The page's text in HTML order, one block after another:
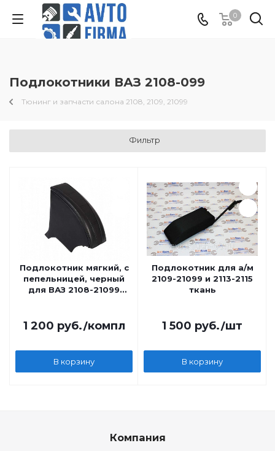
0
Подлокотники ВАЗ 2108-099
Тюнинг и запчасти салона 2108, 2109, 21099
Фильтр
Подлокотник мягкий, с
пепельницей, черный
для ВАЗ 2108-21099
1 200 руб./компл
В корзину
Подлокотник для а/м
2109-21099 и 2113-2115
ткань
1 500 руб./шт
В корзину
Компания